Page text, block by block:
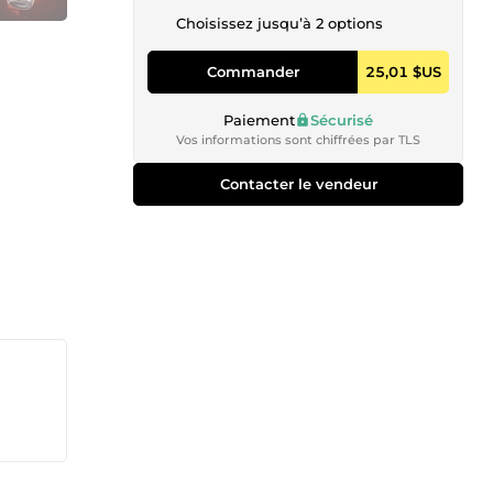
Choisissez jusqu’à 2 options
Commander 25,01 $US
Paiement Sécurisé
Vos informations sont chiffrées par TLS
Contacter le vendeur